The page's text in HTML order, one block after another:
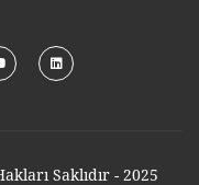
Saklıdır - 2025